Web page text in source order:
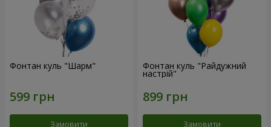
Фонтан куль "Шарм"
Замовити
Фонтан куль "Райдужний
настрій"
Замовити